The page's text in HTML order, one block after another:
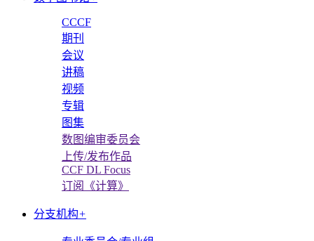
CCCF
期刊
会议
讲稿
视频
专辑
图集
数图编审委员会
上传/发布作品
CCF DL Focus
订阅《计算》
分支机构+